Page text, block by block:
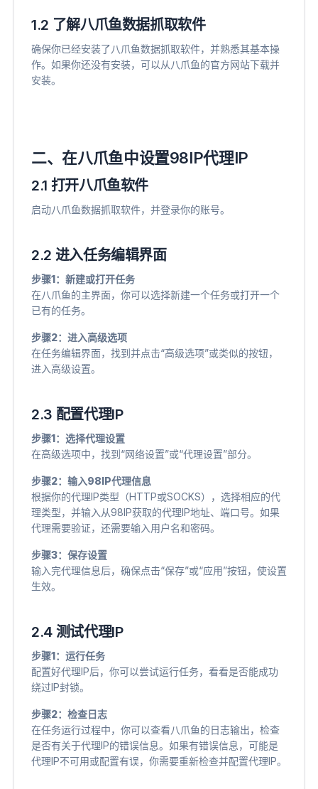
1.2 了解八爪鱼数据抓取软件
确保你已经安装了八爪鱼数据抓取软件，并熟悉其基本操
作。如果你还没有安装，可以从八爪鱼的官方网站下载并
安装。
二、在八爪鱼中设置98IP代理IP
2.1 打开八爪鱼软件
启动八爪鱼数据抓取软件，并登录你的账号。
2.2 进入任务编辑界面
步骤1：新建或打开任务
在八爪鱼的主界面，你可以选择新建一个任务或打开一个
已有的任务。
步骤2：进入高级选项
在任务编辑界面，找到并点击“高级选项”或类似的按钮，
进入高级设置。
2.3 配置代理IP
步骤1：选择代理设置
在高级选项中，找到“网络设置”或“代理设置”部分。
步骤2：输入98IP代理信息
根据你的代理IP类型（HTTP或SOCKS），选择相应的代
理类型，并输入从98IP获取的代理IP地址、端口号。如果
代理需要验证，还需要输入用户名和密码。
步骤3：保存设置
输入完代理信息后，确保点击“保存”或“应用”按钮，使设置
生效。
2.4 测试代理IP
步骤1：运行任务
配置好代理IP后，你可以尝试运行任务，看看是否能成功
绕过IP封锁。
步骤2：检查日志
在任务运行过程中，你可以查看八爪鱼的日志输出，检查
是否有关于代理IP的错误信息。如果有错误信息，可能是
代理IP不可用或配置有误，你需要重新检查并配置代理IP。